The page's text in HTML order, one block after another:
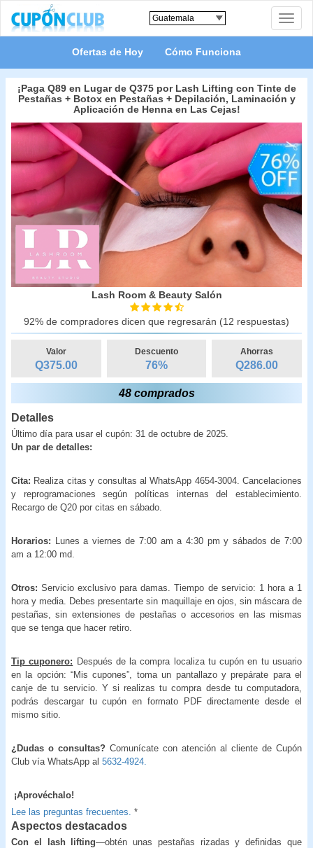
Toggle
Ofertas de Hoy Cómo Funciona
¡Paga Q89 en Lugar de Q375 por Lash Lifting con Tinte de
Pestañas + Botox en Pestañas + Depilación, Laminación y
Aplicación de Henna en Las Cejas!
Lash Room & Beauty Salón
92% de compradores dicen que regresarán (12 respuestas)
Valor
Q375.00
Descuento
76%
Ahorras
Q286.00
48 comprados
Detalles
Último día para usar el cupón: 31 de octubre de 2025.
Un par de detalles:
Cita: Realiza citas y consultas al WhatsApp 4654-3004. Cancelaciones
y reprogramaciones según políticas internas del establecimiento.
Recargo de Q20 por citas en sábado.
Horarios:
Lunes a viernes de 7:00 am a 4:30 pm y sábados de 7:00
am a 12:00 md.
Otros: Servicio exclusivo para damas. Tiempo de servicio: 1 hora a 1
hora y media. Debes presentarte sin maquillaje en ojos, sin máscara de
pestañas, sin extensiones de pestañas o accesorios en las mismas
que se tenga que hacer retiro.
Tip cuponero: Después de la compra localiza tu cupón en tu usuario
en la opción: “Mis cupones”, toma un pantallazo y prepárate para el
canje de tu servicio. Y si realizas tu compra desde tu computadora,
podrás descargar tu cupón en formato PDF directamente desde el
mismo sitio.
¿Dudas o consultas? Comunícate con atención al cliente de Cupón
Club vía WhatsApp al 5632-4924.
¡Aprovéchalo!
Lee las preguntas frecuentes. *
Aspectos destacados
Con el lash lifting—obtén unas pestañas rizadas y definidas que